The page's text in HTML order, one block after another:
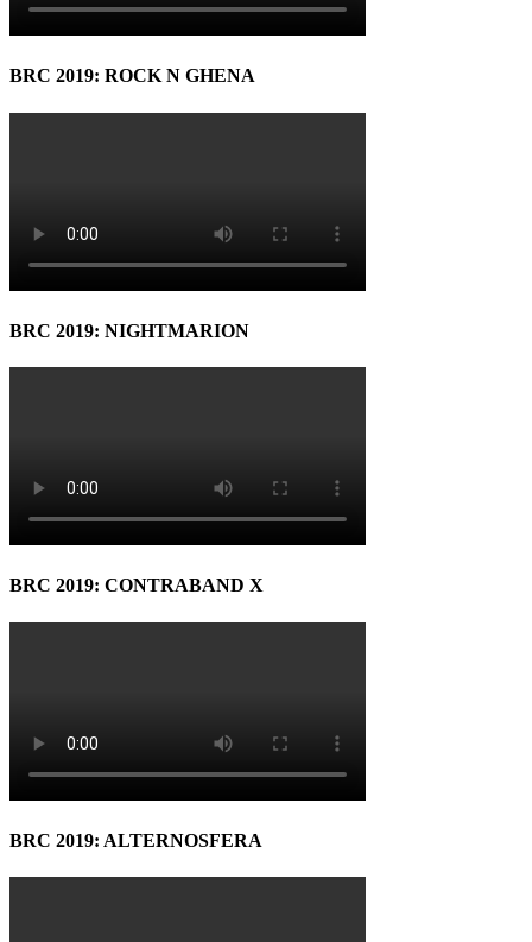
BRC 2019: ROCK N GHENA
BRC 2019: NIGHTMARION
BRC 2019: CONTRABAND X
BRC 2019: ALTERNOSFERA